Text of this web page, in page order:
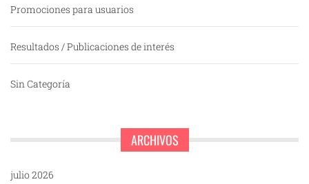
Promociones para usuarios
Resultados / Publicaciones de interés
Sin Categoría
ARCHIVOS
julio 2026